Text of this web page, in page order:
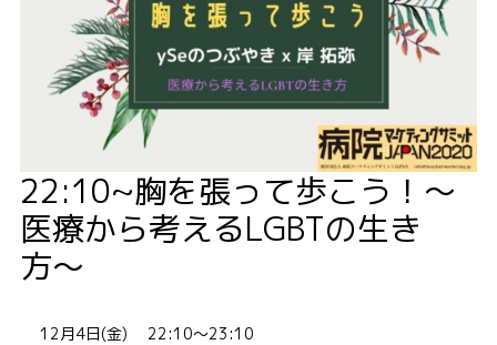
22:10~胸を張って歩こう！〜
医療から考えるLGBTの生き
方〜
12月4日(金) 22:10〜23:10